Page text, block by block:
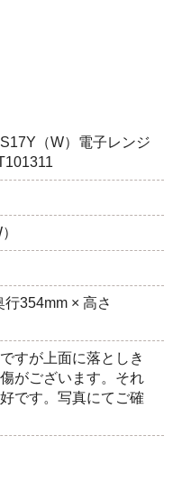
（W）電子レンジ
354mm × 高さ
すが上面に落としき
がございます。それ
です。写真にてご確